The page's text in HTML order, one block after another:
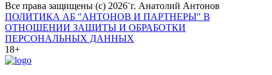
Все права защищены (с) 2026¨г. Анатолий Антонов
ПОЛИТИКА АБ "АНТОНОВ И ПАРТНЕРЫ" В
ОТНОШЕНИИ ЗАЩИТЫ И ОБРАБОТКИ
ПЕРСОНАЛЬНЫХ ДАННЫХ
18+